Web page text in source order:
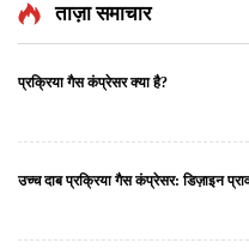
ताज़ा समाचार
प्रक्रिया गैस कंप्रेसर क्या है?
उच्च दाब प्रक्रिया गैस कंप्रेसर: डिज़ाइन